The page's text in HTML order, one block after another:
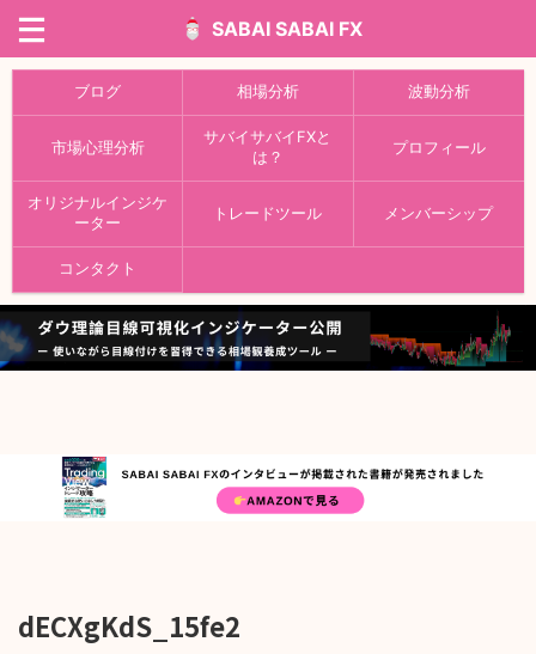
SABAI SABAI FX
ブログ 相場分析 波動分析
市場心理分析
サバイサバイFXと
は？
プロフィール
オリジナルインジケ
ーター
トレードツール メンバーシップ
コンタクト
dECXgKdS_15fe2